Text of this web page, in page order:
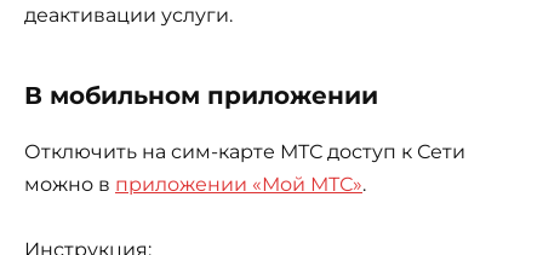
деактивации услуги.
В мобильном приложении
Отключить на сим-карте МТС доступ к Сети
можно в приложении «Мой МТС».
Инструкция: